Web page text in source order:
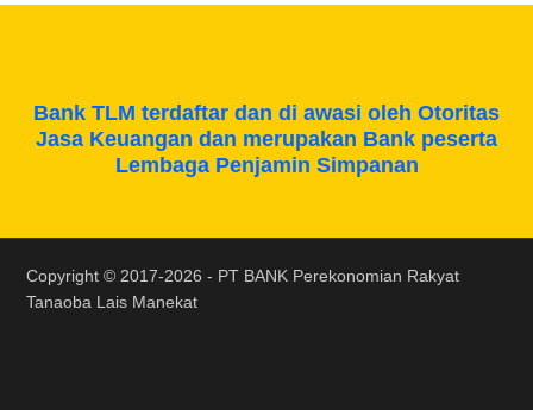
Bank TLM terdaftar dan di awasi oleh Otoritas
Jasa Keuangan dan merupakan Bank peserta
Lembaga Penjamin Simpanan
Copyright © 2017-2026 - PT BANK Perekonomian Rakyat
Tanaoba Lais Manekat